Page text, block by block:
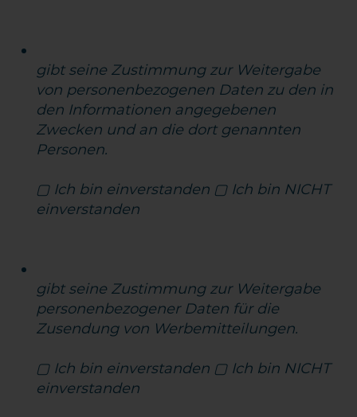
gibt seine Zustimmung zur Weitergabe
von personenbezogenen Daten zu den in
den Informationen angegebenen
Zwecken und an die dort genannten
Personen.
▢ Ich bin einverstanden ▢ Ich bin NICHT
einverstanden
gibt seine Zustimmung zur Weitergabe
personenbezogener Daten für die
Zusendung von Werbemitteilungen.
▢ Ich bin einverstanden ▢ Ich bin NICHT
einverstanden